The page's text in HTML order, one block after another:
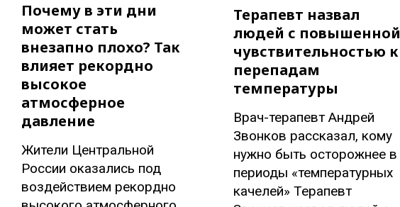
Почему в эти дни
может стать
внезапно плохо? Так
влияет рекордно
высокое
атмосферное
давление
Жители Центральной
России оказались под
воздействием рекордно
Терапевт назвал
людей с повышенной
чувствительностью к
перепадам
температуры
Врач-терапевт Андрей
Звонков рассказал, кому
нужно быть осторожнее в
периоды «температурных
качелей» Терапевт